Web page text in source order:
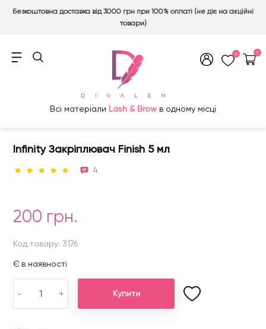
Безкоштовна доставка від 3000 грн при 100% оплаті (не діє на акційні
товари)
0 0
Всі матеріали Lash & Brow в одному місці
Infinity Закріплювач Finish 5 мл
4
200 грн.
Код товару: 3176
Є в наявності
- + Купити